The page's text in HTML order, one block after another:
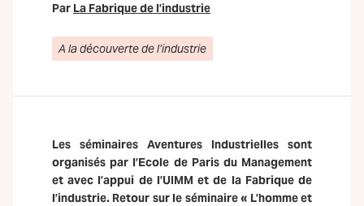
Par La Fabrique de l’industrie
A la découverte de l’industrie
Les séminaires Aventures Industrielles sont
organisés par l’Ecole de Paris du Management
et avec l’appui de l’UIMM et de la Fabrique de
l’industrie. Retour sur le séminaire « L’homme et